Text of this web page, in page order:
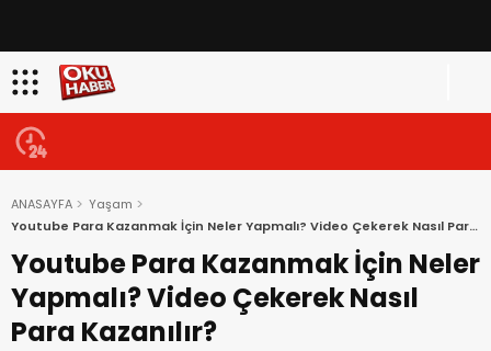
ANASAYFA
Yaşam
Youtube Para Kazanmak İçin Neler Yapmalı? Video Çekerek Nasıl Para
Youtube Para Kazanmak İçin Neler
Yapmalı? Video Çekerek Nasıl
Para Kazanılır?